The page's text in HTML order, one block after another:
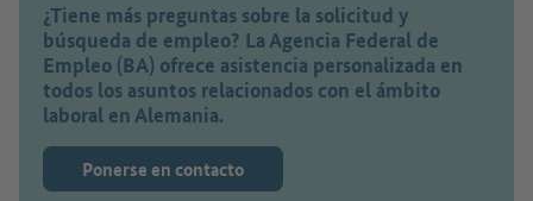
¿Tiene más preguntas sobre la solicitud y
búsqueda de empleo? La Agencia Federal de
Empleo (BA) ofrece asistencia personalizada en
todos los asuntos relacionados con el ámbito
laboral en Alemania.
Ponerse en contacto